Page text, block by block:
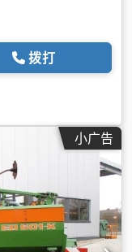
拨打
小广告